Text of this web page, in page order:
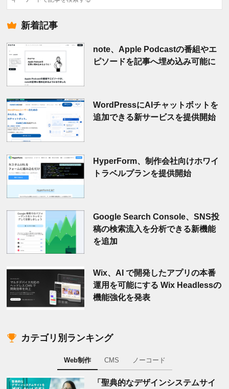
索
新着記事
note、Apple Podcastの番組やエ
ピソードを記事へ埋め込み可能に
WordPressにAIチャットボットを
追加できる新サービスを提供開始
HyperForm、制作会社向けホワイ
トラベルプランを提供開始
Google Search Console、SNS投
稿の検索流入を分析できる新機能
を追加
Wix、AI で開発したアプリの本番
運用を可能にする Wix Headlessの
機能強化を発表
カテゴリ別ランキング
Web制作 CMS ノーコード
「聖典的なデザインシステムサイ